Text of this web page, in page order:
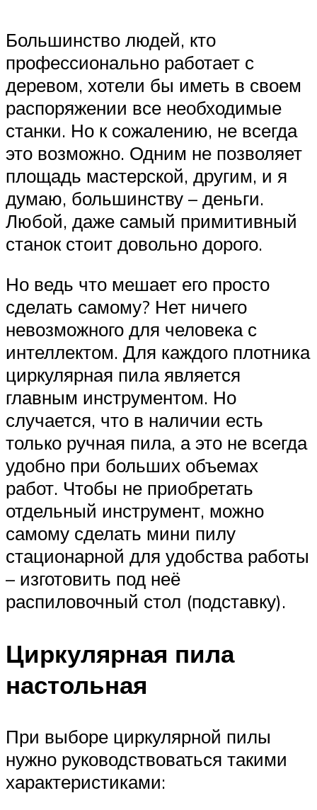
Большинство людей, кто
профессионально работает с
деревом, хотели бы иметь в своем
распоряжении все необходимые
станки. Но к сожалению, не всегда
это возможно. Одним не позволяет
площадь мастерской, другим, и я
думаю, большинству – деньги.
Любой, даже самый примитивный
станок стоит довольно дорого.
Но ведь что мешает его просто
сделать самому? Нет ничего
невозможного для человека с
интеллектом. Для каждого плотника
циркулярная пила является
главным инструментом. Но
случается, что в наличии есть
только ручная пила, а это не всегда
удобно при больших объемах
работ. Чтобы не приобретать
отдельный инструмент, можно
самому сделать мини пилу
стационарной для удобства работы
– изготовить под неё
распиловочный стол (подставку).
Циркулярная пила
настольная
При выборе циркулярной пилы
нужно руководствоваться такими
характеристиками: